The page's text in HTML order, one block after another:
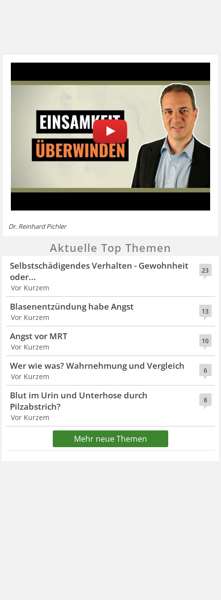
Dr. Reinhard Pichler
Aktuelle Top Themen
23
Selbstschädigendes Verhalten - Gewohnheit
oder...
Vor Kurzem
13
Blasenentzündung habe Angst
Vor Kurzem
10
Angst vor MRT
Vor Kurzem
6
Wer wie was? Wahrnehmung und Vergleich
Vor Kurzem
8
Blut im Urin und Unterhose durch
Pilzabstrich?
Vor Kurzem
Mehr neue Themen